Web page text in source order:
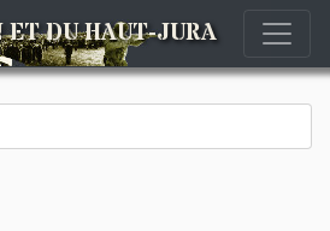
DU HAUT-JURA